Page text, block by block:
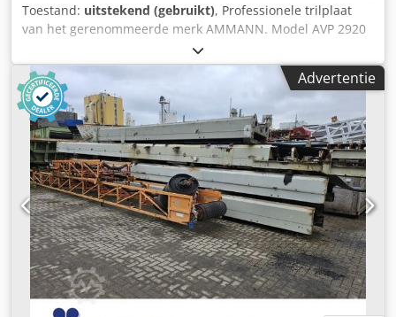
Toestand: uitstekend (gebruikt), Professionele trilplaat
van het gerenommeerde merk AMMANN. Model AVP 2920
is uitgerust met een betrouwbare HATZ dieselmotor met
een vermogen van 5 kW. Deze machine is bedoeld voor
professioneel straatwerk, wegenbouw en het verdichten
van grond, bestrating, zandbedden en asfalt. Volledig
mechanisch apparaat, degelijke Duitse constructie. Visuele
staat conform de foto's – normale gebruikssporen.
Technische gegevens: • Fabrikant: AMMANN • Model: AVP
2920 • Bouwjaar: 1999 • Motor: HATZ Diesel • Motortype:
1B30-6 • Vermogen: 5 kW • Bedrijfsgewicht: 190 kg •
Handstart • Made in Germany Cjdpfxey Sifyo Abhsrf
Toepassingen: • Verdichten van straatstenen •
Straatwerkzaamheden • Wegenbouw • Verdichten van
grond en zandlaag • Graafwerken en funderingen Staat:
Gebruikte, complete machine. HATZ motor – een duurzame
en gewaardeerde dieselunit.
Advertentie